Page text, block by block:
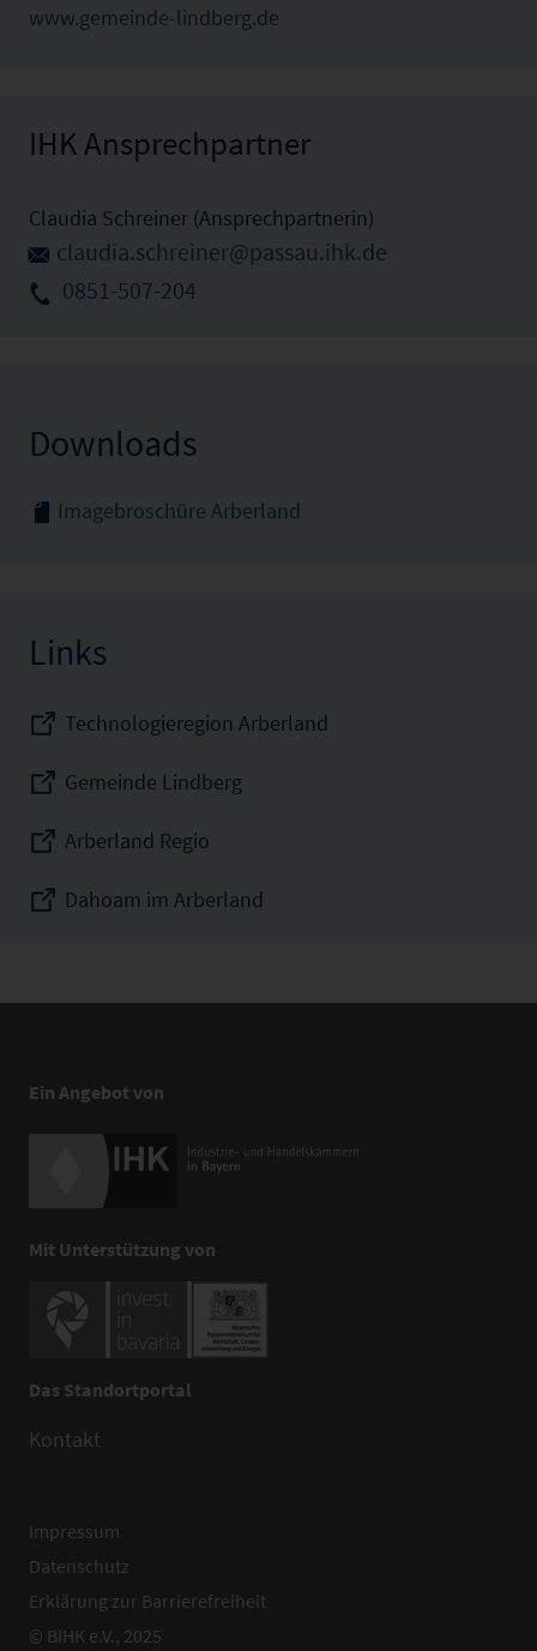
www.gemeinde-lindberg.de
IHK Ansprechpartner
Claudia Schreiner (Ansprechpartnerin)
claudia.schreiner@passau.ihk.de
0851-507-204
Downloads
Imagebroschüre Arberland
Links
Technologieregion Arberland
Gemeinde Lindberg
Arberland Regio
Dahoam im Arberland
Ein Angebot von
Mit Unterstützung von
Das Standortportal
Kontakt
Impressum
Datenschutz
Erklärung zur Barrierefreiheit
© BIHK e.V., 2025